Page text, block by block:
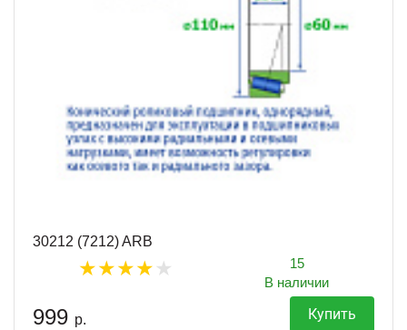
30212 (7212) ARB
15
В наличии
999 р. Купить